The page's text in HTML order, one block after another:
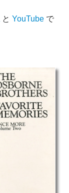
と YouTubeで